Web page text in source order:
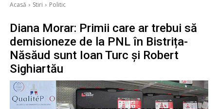
Acasă Stiri Politic
Diana Morar: Primii care ar trebui să
demisioneze de la PNL în Bistrița-
Năsăud sunt Ioan Turc și Robert
Sighiartău